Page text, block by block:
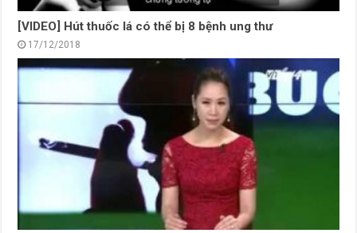
[VIDEO] Hút thuốc lá có thể bị 8 bệnh ung thư
17/12/2018